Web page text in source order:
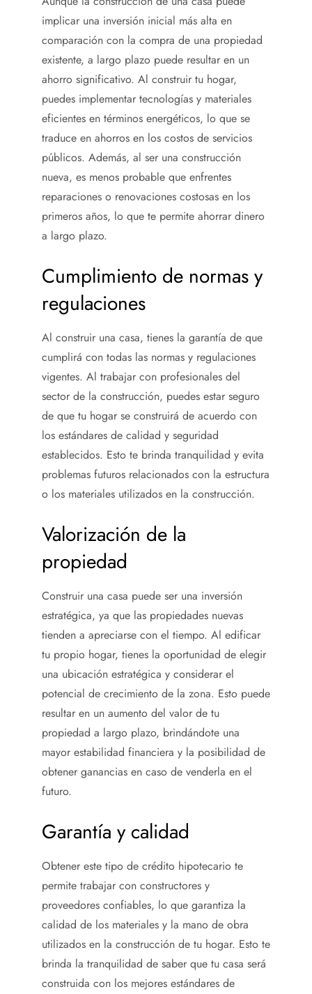
implicar una inversión inicial más alta en
comparación con la compra de una propiedad
existente, a largo plazo puede resultar en un
ahorro significativo. Al construir tu hogar,
puedes implementar tecnologías y materiales
eficientes en términos energéticos, lo que se
traduce en ahorros en los costos de servicios
públicos. Además, al ser una construcción
nueva, es menos probable que enfrentes
reparaciones o renovaciones costosas en los
primeros años, lo que te permite ahorrar dinero
a largo plazo.
Cumplimiento de normas y
regulaciones
Al construir una casa, tienes la garantía de que
cumplirá con todas las normas y regulaciones
vigentes. Al trabajar con profesionales del
sector de la construcción, puedes estar seguro
de que tu hogar se construirá de acuerdo con
los estándares de calidad y seguridad
establecidos. Esto te brinda tranquilidad y evita
problemas futuros relacionados con la estructura
o los materiales utilizados en la construcción.
Valorización de la
propiedad
Construir una casa puede ser una inversión
estratégica, ya que las propiedades nuevas
tienden a apreciarse con el tiempo. Al edificar
tu propio hogar, tienes la oportunidad de elegir
una ubicación estratégica y considerar el
potencial de crecimiento de la zona. Esto puede
resultar en un aumento del valor de tu
propiedad a largo plazo, brindándote una
mayor estabilidad financiera y la posibilidad de
obtener ganancias en caso de venderla en el
futuro.
Garantía y calidad
Obtener este tipo de crédito hipotecario te
permite trabajar con constructores y
proveedores confiables, lo que garantiza la
calidad de los materiales y la mano de obra
utilizados en la construcción de tu hogar. Esto te
brinda la tranquilidad de saber que tu casa será
construida con los mejores estándares de